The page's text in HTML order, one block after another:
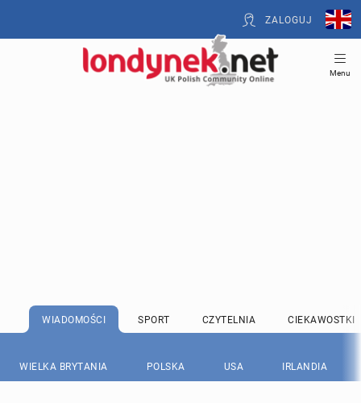
ZALOGUJ
Menu
WIADOMOŚCI SPORT CZYTELNIA CIEKAWOSTKI
WIELKA BRYTANIA POLSKA USA IRLANDIA